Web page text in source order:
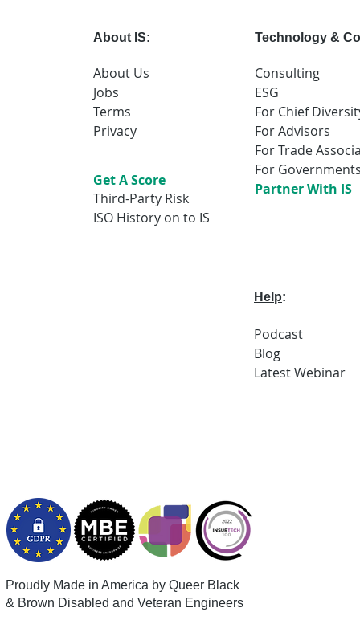
About IS:
About Us
Jobs
Terms
Privacy
Get A Score
Third-Party Risk
ISO History on to IS
Technology &
Consulting
ESG
For Chief
For Advisors
For Trade
For
Partner With IS
Help:
Podcast
Blog
LatestWebinar
Proudly Made in America by Queer Black
& Brown Disabled and Veteran Engineers